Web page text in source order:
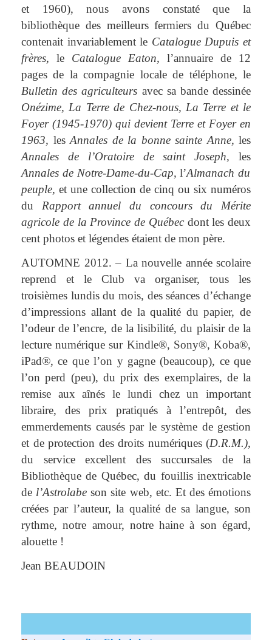
et 1960), nous avons constaté que la
bibliothèque des meilleurs fermiers du Québec
contenait invariablement le Catalogue Dupuis et
frères, le Catalogue Eaton, l’annuaire de 12
pages de la compagnie locale de téléphone, le
Bulletin des agriculteurs avec sa bande dessinée
Onézime, La Terre de Chez-nous, La Terre et le
Foyer(1945-1970) qui devient Terre et Foyeren
1963, les Annales de la bonne sainte Anne, les
Annales de l’Oratoire de saint Joseph, les
Annales de Notre-Dame-du-Cap,l’Almanach du
peuple, et une collection de cinq ou six numéros
du Rapport annuel du concours du Mérite
agricole de la Province de Québec dont les deux
cent photos et légendes étaient de mon père.
AUTOMNE 2012. – La nouvelle année scolaire
reprend et le Club va organiser, tous les
troisièmes lundis du mois, des séances d’échange
d’impressions allant de la qualité du papier, de
l’odeur de l’encre, de la lisibilité, du plaisir de la
lecture numérique sur Kindle®, Sony®, Koba®,
iPad®, ce que l’on y gagne (beaucoup), ce que
l’on perd (peu), du prix des exemplaires, de la
remise aux aînés le lundi chez un important
libraire, des prix pratiqués à l’entrepôt, des
emmerdements causés par le système de gestion
et de protection des droits numériques (D.R.M.),
du service excellent des succursales de la
Bibliothèque de Québec, du fouillis inextricable
de l’Astrolabeson site web, etc. Et des émotions
créées par l’auteur, la qualité de sa langue, son
rythme, notre amour, notre haine à son égard,
alouette !
Jean BEAUDOIN